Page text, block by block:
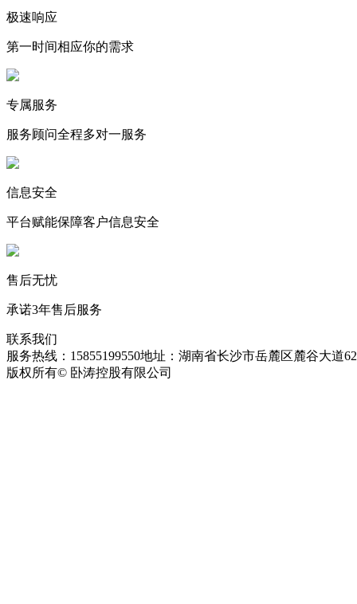
极速响应
第一时间相应你的需求
专属服务
服务顾问全程多对一服务
信息安全
平台赋能保障客户信息安全
售后无忧
承诺3年售后服务
联系我们
服务热线：15855199550地址：湖南省长沙市岳麓区麓谷大道
版权所有© 卧涛控股有限公司